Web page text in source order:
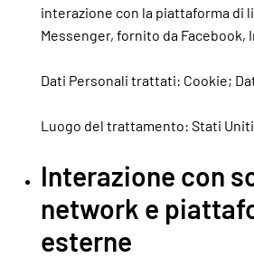
interazione con la piattaforma di
Messenger, fornito da Facebook,
Dati Personali trattati: Cookie;
Luogo del trattamento: Stati Uniti
Interazione con
network e
esterne